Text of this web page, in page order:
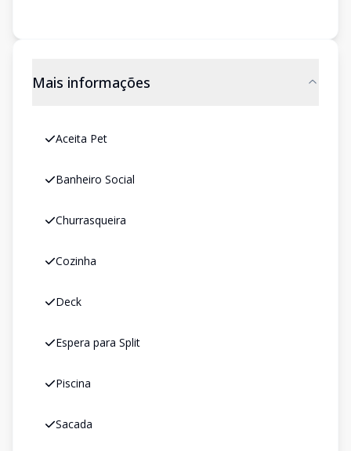
Mais informações
Aceita Pet
Banheiro Social
Churrasqueira
Cozinha
Deck
Espera para Split
Piscina
Sacada